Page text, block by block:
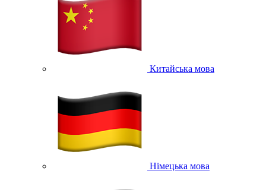
Китайська мова
Німецька мова